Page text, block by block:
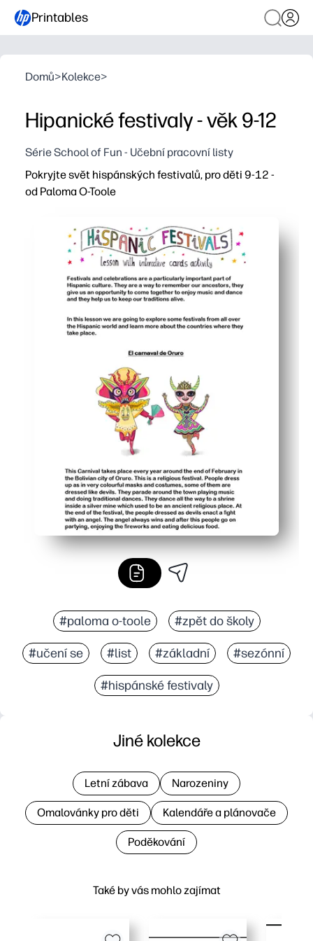
Printables
Domů>Kolekce>
Hipanické festivaly - věk 9-12
Série School of Fun - Učební pracovní listy
Pokryjte svět hispánských festivalů, pro děti 9-12 -
od Paloma O-Toole
#paloma o-toole #zpět do školy
#učení se #list #základní #sezónní
#hispánské festivaly
Také by vás mohlo zajímat
Jiné kolekce
Letní zábava Narozeniny
Omalovánky pro děti Kalendáře a plánovače
Poděkování